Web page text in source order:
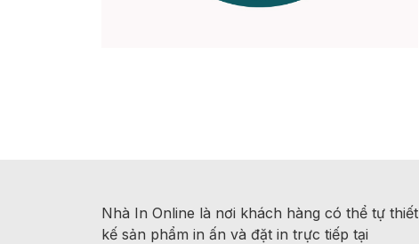
Nhà In Online là nơi khách hàng có thể tự thiết
kế sản phẩm in ấn và đặt in trực tiếp tại